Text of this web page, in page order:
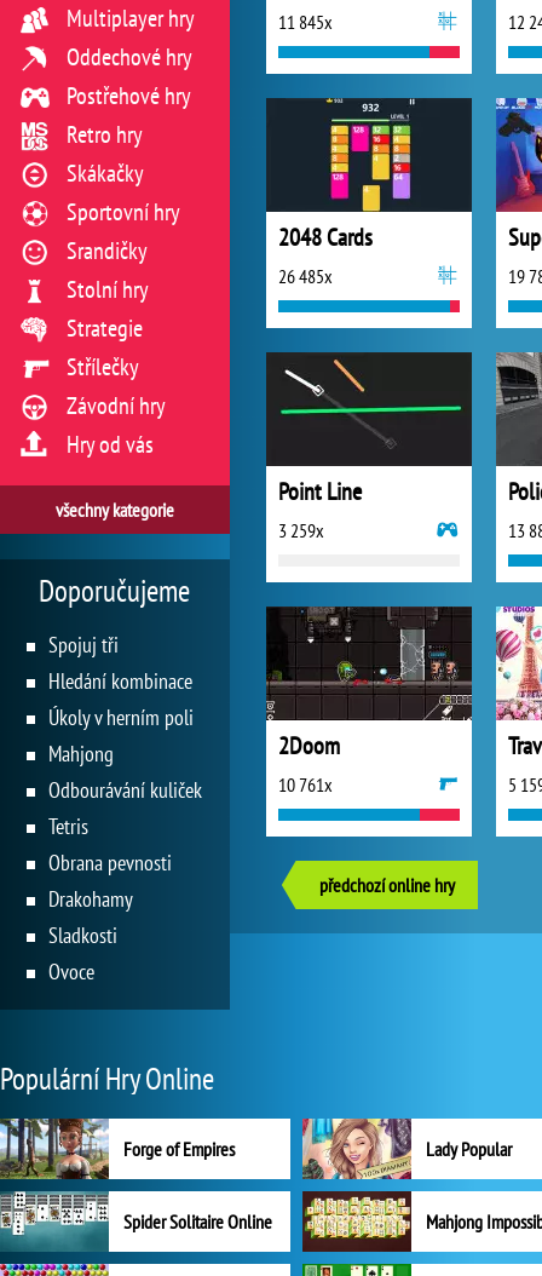
11 845x 12
2048 Cards
26 485x 19
Point Line
3 259x 13
2Doom
10 761x 5
předchozí online hry
Multiplayer hry
Oddechové hry
Postřehové hry
Retro hry
Skákačky
Sportovní hry
Srandičky
Stolní hry
Strategie
Střílečky
Závodní hry
Hry od vás
všechny kategorie
Doporučujeme
Spojuj tři
Hledání kombinace
Úkoly v herním poli
Mahjong
Odbourávání kuliček
Tetris
Obrana pevnosti
Drakohamy
Sladkosti
Ovoce
Populární Hry Online
Forge of Empires Lady Popular
Spider Solitaire Online Mahjong